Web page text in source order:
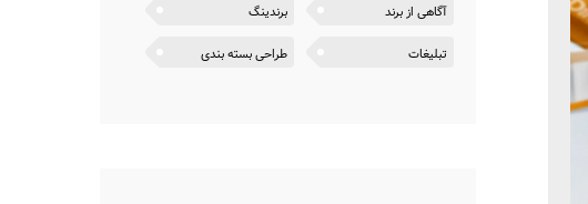
آگاهی از برند
برندینگ
تبلیغات طراحی بسته بندی